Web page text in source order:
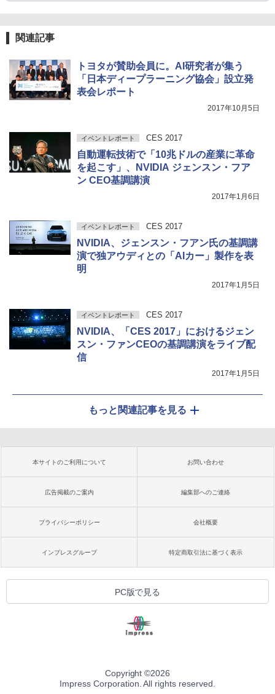
関連記事
トヨタが賛助会員に。AI研究者が集う
「日本ディープラーニング協会」設立発
表会レポート
2017年10月5日
イベントレポート CES 2017
自動運転技術で「10兆ドルの産業に革命
を起こす」、NVIDIA ジェンスン・フア
ン CEO基調講演
2017年1月6日
イベントレポート CES 2017
NVIDIA、ジェンスン・フアン氏の基調講
演で独アウディとの「AIカー」製作を表
明
2017年1月5日
イベントレポート CES 2017
NVIDIA、「CES 2017」におけるジェン
スン・ファンCEOの基調講演をライブ配
信
2017年1月5日
もっと関連記事を見る
本サイトのご利用について お問い合わせ
広告掲載のご案内 編集部へのご連絡
プライバシーポリシー 会社概要
インプレスグループ 特定商取引法に基づく表示
PC版で見る
Copyright ©2026
Impress Corporation. All rights reserved.